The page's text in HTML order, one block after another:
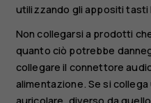
utilizzando gli appositi
Non collegarsi a prodotti
quanto ciò potrebbe
collegare il connettore
alimentazione. Se si